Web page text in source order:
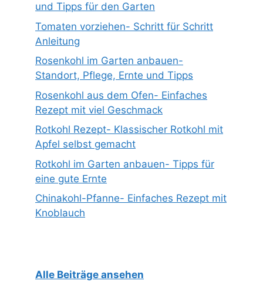
und Tipps für den Garten
Tomaten vorziehen- Schritt für Schritt
Anleitung
Rosenkohl im Garten anbauen-
Standort, Pflege, Ernte und Tipps
Rosenkohl aus dem Ofen- Einfaches
Rezept mit viel Geschmack
Rotkohl Rezept- Klassischer Rotkohl mit
Apfel selbst gemacht
Rotkohl im Garten anbauen- Tipps für
eine gute Ernte
Chinakohl-Pfanne- Einfaches Rezept mit
Knoblauch
Alle Beiträge ansehen